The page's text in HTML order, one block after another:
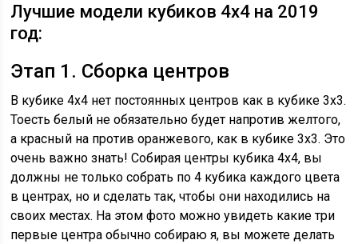
Лучшие модели кубиков 4х4 на 2019
год:
Этап 1. Сборка центров
В кубике 4х4 нет постоянных центров как в кубике 3х3.
Тоесть белый не обязательно будет напротив желтого,
а красный на против оранжевого, как в кубике 3х3. Это
очень важно знать! Собирая центры кубика 4х4, вы
должны не только собрать по 4 кубика каждого цвета
в центрах, но и сделать так, чтобы они находились на
своих местах. На этом фото можно увидеть какие три
первые центра обычно собираю я, вы можете делать